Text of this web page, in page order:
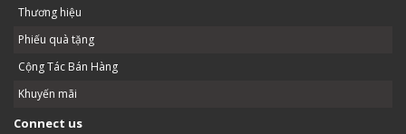
Thương hiệu
Phiếu quà tặng
Cộng Tác Bán Hàng
Khuyến mãi
Connect us